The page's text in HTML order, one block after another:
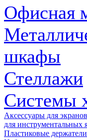
Офисная
шкафы
Стеллажи
Системы
Аксессуары для экранов
для инструментальных
Пластиковые